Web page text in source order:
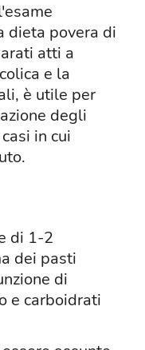
dieta povera di
atti a
e la
è utile per
degli
in cui
di 1-2
dei pasti
di
e carboidrati